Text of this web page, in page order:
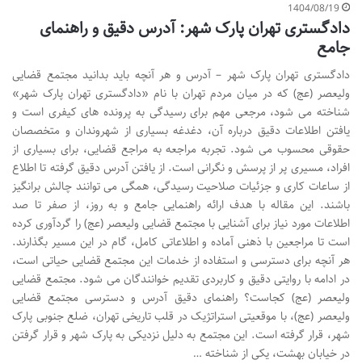
1404/08/19
دادگستری تهران پارک شهر: آدرس دقیق و راهنمای
جامع
دادگستری تهران پارک شهر – آدرس و هر آنچه باید بدانید مجتمع قضایی
ولیعصر (عج) که در میان مردم تهران با نام «دادگستری تهران پارک شهر»
شناخته می شود، مرجعی مهم برای رسیدگی به پرونده های کیفری است و
یافتن اطلاعات دقیق درباره آن، دغدغه بسیاری از شهروندان و متخصصان
حقوقی محسوب می شود. تجربه مراجعه به مراجع قضایی، برای بسیاری از
افراد، مسیری پر از پرسش و نگرانی است. از یافتن آدرس دقیق گرفته تا اطلاع
از ساعات کاری و جزئیات صلاحیت رسیدگی، همگی می توانند چالش برانگیز
باشند. این مقاله با هدف ارائه راهنمایی جامع و به روز، از صفر تا صد
اطلاعات مورد نیاز برای آشنایی با مجتمع قضایی ولیعصر (عج) را گردآوری کرده
است تا مراجعین با ذهنی آماده و اطلاعاتی کامل، گام در این مسیر بگذارند.
هر آنچه برای دسترسی و استفاده از خدمات این مجتمع قضایی حیاتی است،
در ادامه با روایتی دقیق و کاربردی تقدیم خوانندگان می شود. مجتمع قضایی
ولیعصر (عج) کجاست؟ راهنمای دقیق آدرس و دسترسی مجتمع قضایی
ولیعصر (عج)، با موقعیتی استراتژیک در قلب تاریخی تهران، ضلع جنوبی پارک
شهر، قرار گرفته است. این مجتمع به دلیل نزدیکی به پارک شهر و قرار گرفتن
در خیابان بهشت، یکی از شناخته …